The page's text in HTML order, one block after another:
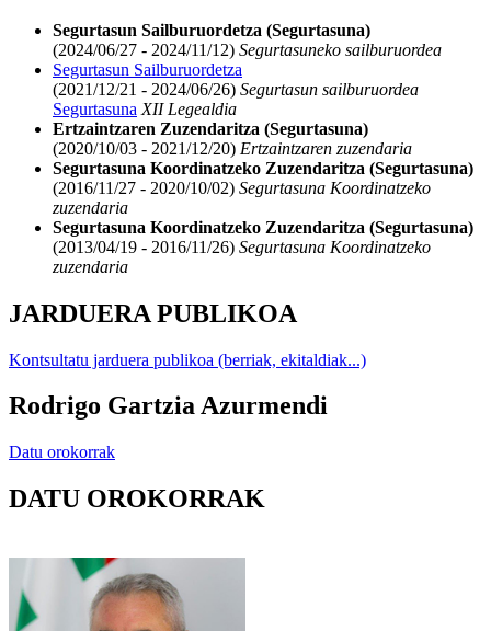
Segurtasun Sailburuordetza (Segurtasuna)
(2024/06/27 - 2024/11/12) Segurtasuneko sailburuordea
Segurtasun Sailburuordetza
(2021/12/21 - 2024/06/26) Segurtasun sailburuordea
Segurtasuna XII Legealdia
Ertzaintzaren Zuzendaritza (Segurtasuna)
(2020/10/03 - 2021/12/20) Ertzaintzaren zuzendaria
Segurtasuna Koordinatzeko Zuzendaritza (Segurtasuna)
(2016/11/27 - 2020/10/02) Segurtasuna Koordinatzeko
zuzendaria
Segurtasuna Koordinatzeko Zuzendaritza (Segurtasuna)
(2013/04/19 - 2016/11/26) Segurtasuna Koordinatzeko
zuzendaria
JARDUERA PUBLIKOA
Kontsultatu jarduera publikoa (berriak, ekitaldiak...)
Rodrigo Gartzia Azurmendi
Datu orokorrak
DATU OROKORRAK